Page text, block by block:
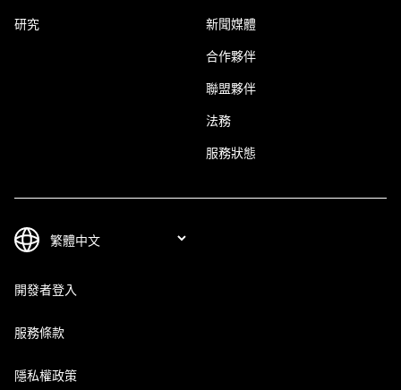
研究 新聞媒體
合作夥伴
聯盟夥伴
法務
服務狀態
開發者登入
服務條款
隱私權政策